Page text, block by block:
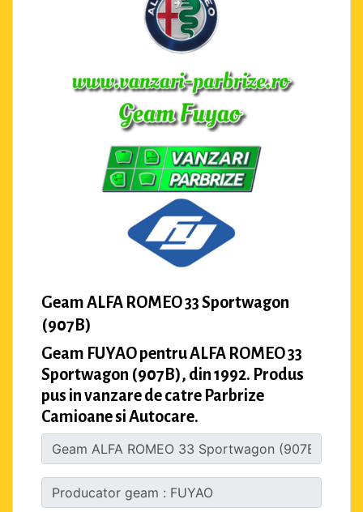
Geam ALFA ROMEO 33 Sportwagon
(907B)
Geam FUYAO pentru ALFA ROMEO 33
Sportwagon (907B), din 1992. Produs
pus in vanzare de catre Parbrize
Camioane si Autocare.